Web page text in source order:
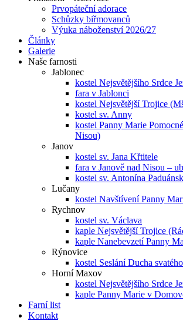
Prvopáteční adorace
Schůzky biřmovanců
Výuka náboženství 2026/27
Články
Galerie
Naše farnosti
Jablonec
kostel Nejsvětějšího Srdce
fara v Jablonci
kostel Nejsvětější Trojice
kostel sv. Anny
kostel Panny Marie
Nisou)
Janov
kostel sv. Jana Křtitele
fara v Janově nad Nisou –
kostel sv. Antonína
Lučany
kostel Navštívení Panny
Rychnov
kostel sv. Václava
kaple Nejsvětější Trojice
kaple Nanebevzetí Panny
Rýnovice
kostel Seslání Ducha svatého
Horní Maxov
kostel Nejsvětějšího Srdce
kaple Panny Marie v
Farní list
Kontakt